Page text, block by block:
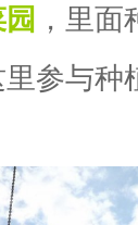
，里
参与种